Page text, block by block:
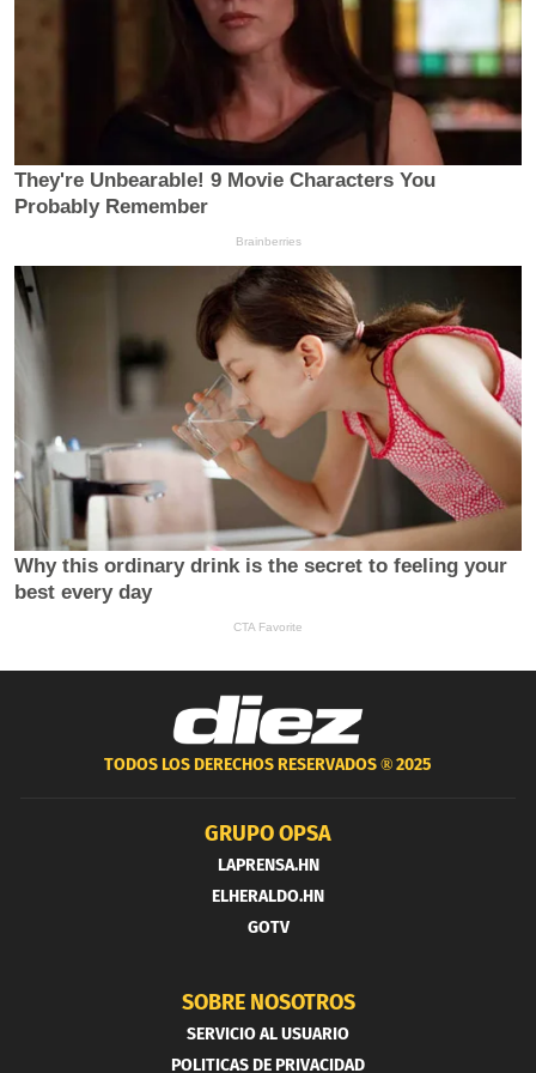
TODOS LOS DERECHOS RESERVADOS ®2025
GRUPO OPSA
LAPRENSA.HN
ELHERALDO.HN
GOTV
SOBRE NOSOTROS
SERVICIO AL USUARIO
POLITICAS DE PRIVACIDAD